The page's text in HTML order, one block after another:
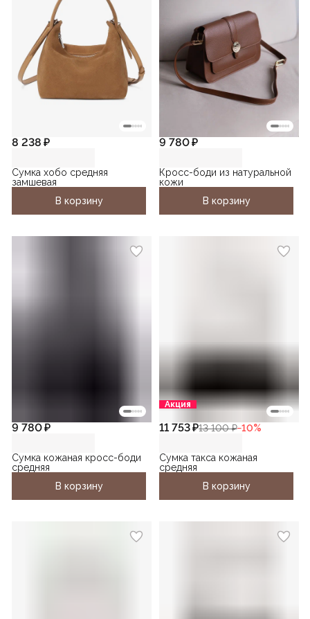
8 238 ₽
Сумка хобо средняя
замшевая
В корзину
9 780 ₽
Кросс-боди из натуральной
кожи
В корзину
9 780 ₽
Сумка кожаная кросс-боди
средняя
В корзину
Акция
11 753 ₽13 100 ₽−10%
Сумка такса кожаная
средняя
В корзину